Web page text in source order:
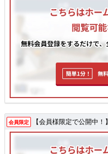
会員限定 【会員様限定で公開中！】